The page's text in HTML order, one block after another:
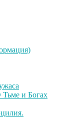
Тьме и Богах